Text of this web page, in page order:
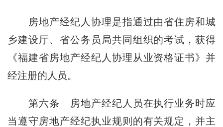
房地产经纪人协理是指通过由省住房和城
乡建设厅、省公务员局共同组织的考试，获得
《福建省房地产经纪人协理从业资格证书》并
经注册的人员。
第六条 房地产经纪人员在执行业务时应
当遵守房地产经纪执业规则的有关规定，并主